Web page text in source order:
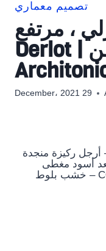
تصميم معماري
، مرتفع
(مفتوح) من Derlot |
29 December، 2021
أرجل ركيزة منجدة
أسود مغطى
بمسحوق (منجد) – COM ، أرجل COL – خشب بلوط